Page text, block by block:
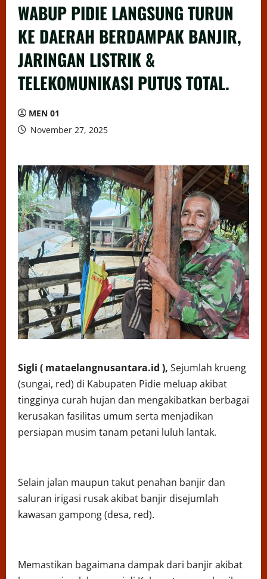
WABUP PIDIE LANGSUNG TURUN
KE DAERAH BERDAMPAK BANJIR,
JARINGAN LISTRIK &
TELEKOMUNIKASI PUTUS TOTAL.
MEN 01
November 27, 2025
Sigli ( mataelangnusantara.id ), Sejumlah krueng
(sungai, red) di Kabupaten Pidie meluap akibat
tingginya curah hujan dan mengakibatkan berbagai
kerusakan fasilitas umum serta menjadikan
persiapan musim tanam petani luluh lantak.
Selain jalan maupun takut penahan banjir dan
saluran irigasi rusak akibat banjir disejumlah
kawasan gampong (desa, red).
Memastikan bagaimana dampak dari banjir akibat